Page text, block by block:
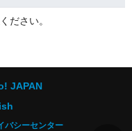
ださい。
JAPAN
バシーセンター